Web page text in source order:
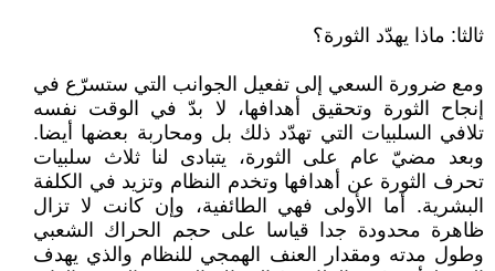
ثالثا: ماذا يهدّد الثورة؟
ومع ضرورة السعي إلى تفعيل الجوانب التي ستسرّع في
إنجاح الثورة وتحقيق أهدافها، لا بدّ في الوقت نفسه
تلافي السلبيات التي تهدّد ذلك بل ومحاربة بعضها أيضا.
وبعد مضيّ عام على الثورة، يتبادى لنا ثلاث سلبيات
تحرف الثورة عن أهدافها وتخدم النظام وتزيد في الكلفة
البشرية. أما الأولى فهي الطائفية، وإن كانت لا تزال
ظاهرة محدودة جدا قياسا على حجم الحراك الشعبي
وطول مدته ومقدار العنف الهمجي للنظام والذي يهدف